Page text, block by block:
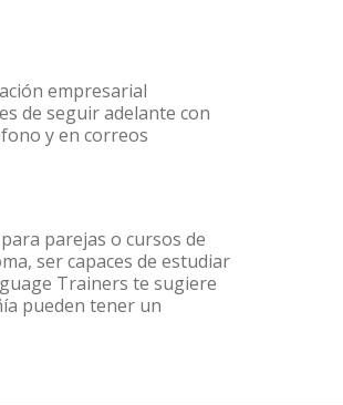
empresarial
de seguir adelante con
y en correos
parejas o cursos de
ser capaces de estudiar
Trainers te sugiere
pueden tener un